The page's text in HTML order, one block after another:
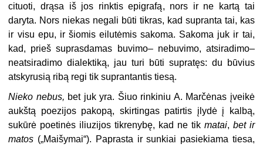
cituoti, drąsa iš jos rinktis epigrafą, nors ir ne kartą tai
daryta. Nors niekas negali būti tikras, kad supranta tai, kas
ir visu epu, ir šiomis eilutėmis sakoma. Sakoma juk ir tai,
kad, prieš suprasdamas buvimo– nebuvimo, atsiradimo–
neatsiradimo dialektiką, jau turi būti supratęs: du būvius
atskyrusią ribą regi tik suprantantis tiesą.
Nieko nebus, bet juk yra. Šiuo rinkiniu A. Marčėnas įveikė
aukštą poezijos pakopą, skirtingas patirtis įlydė į kalbą,
sukūrė poetinės iliuzijos tikrenybę, kad ne tik matai, bet ir
matos („Maišymai“). Paprasta ir sunkiai pasiekiama tiesa,